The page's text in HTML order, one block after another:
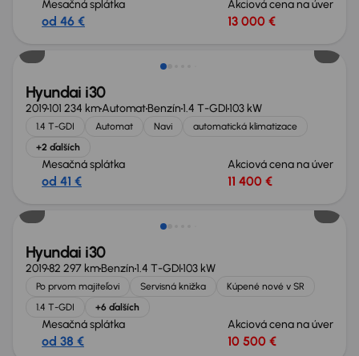
Mesačná splátka
od 46 €
Akciová cena na úver
13 000 €
Hyundai i30
2019101 234 kmAutomatBenzín1.4 T-GDI103 kW
1.4 T-GDI Automat Navi
automatická klimatizace
+2 ďalších
Mesačná splátka
od 41 €
Akciová cena na úver
11 400 €
Hyundai i30
201982 297 kmBenzín1.4 T-GDI103 kW
Po prvom majiteľovi Servisná knižka
Kúpené nové v SR
1.4 T-GDI
+6 ďalších
Mesačná splátka
od 38 €
Akciová cena na úver
10 500 €